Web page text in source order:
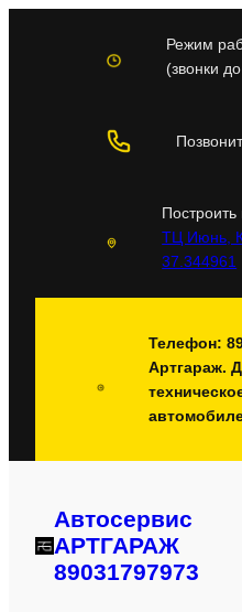
содержимому
Режим
(звонки
ТЦ Июнь,
37.344961
Телефон:
Артгараж.
Автосервис
АРТГАРАЖ
89031797973